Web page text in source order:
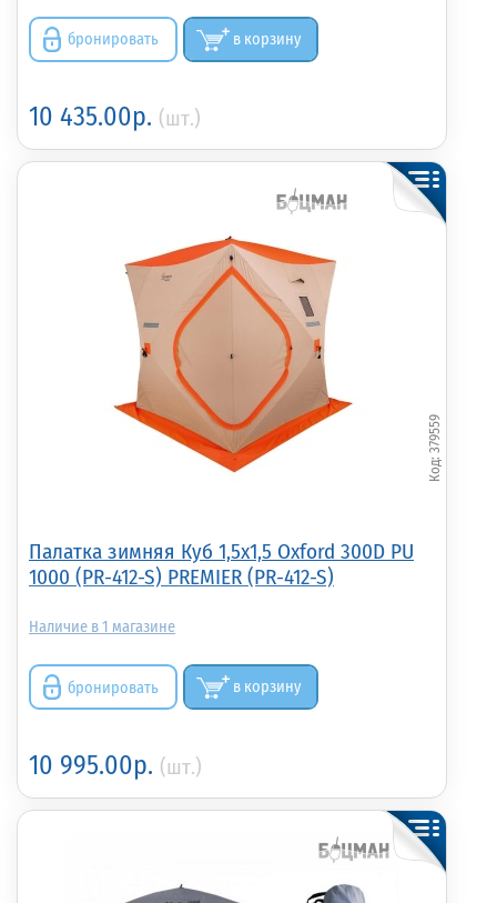
бронировать в корзину
10 435.00р. (шт.)
Палатка зимняя Куб 1,5х1,5 Oxford 300D PU
1000 (PR-412-S) PREMIER (PR-412-S)
379559
1
бронировать в корзину
10 995.00р. (шт.)